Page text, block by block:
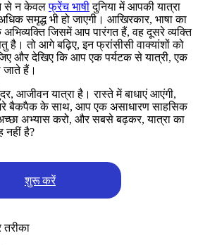
से न केवलफ्रेंच भाषीदुनिया में आपकी यात्रा
समृद्ध भी हो जाएगी। आखिरकार, भाषा का
जिसमें आप पारंगत हैं, वह दूसरे व्यक्ति
तो आगे बढ़िए, इन फ्रांसीसी वाक्यांशों को
और देखिए कि आप एक पर्यटक से यात्री, एक
हैं।
आजीवन यात्रा है। रास्ते में बाधाएं आएंगी,
बैकपैक के साथ, आप एक असाधारण साहसिक
अभ्यास करो, और सबसे बढ़कर, यात्रा का
नहीं है?
शुरू करें